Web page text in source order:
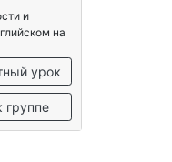
и
на
урок
группе